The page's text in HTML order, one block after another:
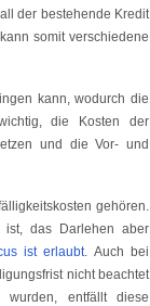
der bestehende Kredit
somit verschiedene
kann, wodurch die
die Kosten der
und die Vor- und
gehören.
ist, das Darlehen aber
ist erlaubt. Auch bei
nicht beachtet
entfällt diese